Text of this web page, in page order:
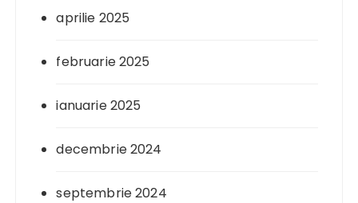
aprilie 2025
februarie 2025
ianuarie 2025
decembrie 2024
septembrie 2024